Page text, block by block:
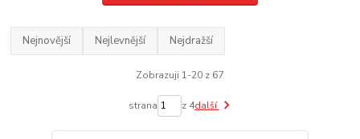
Nejnovější Nejlevnější Nejdražší
Zobrazuji 1-20 z 67
strana z 4další